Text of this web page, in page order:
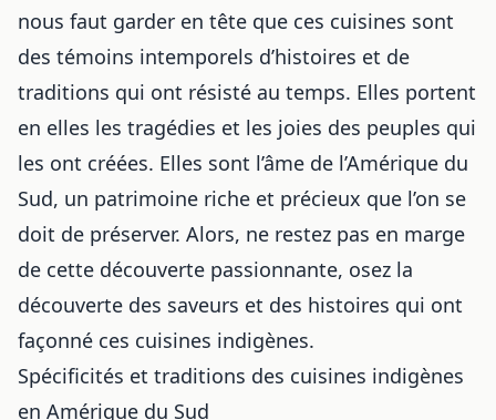
nous faut garder en tête que ces cuisines sont
des témoins intemporels d’histoires et de
traditions qui ont résisté au temps. Elles portent
en elles les tragédies et les joies des peuples qui
les ont créées. Elles sont l’âme de l’Amérique du
Sud, un patrimoine riche et précieux que l’on se
doit de préserver. Alors, ne restez pas en marge
de cette découverte passionnante, osez la
découverte des saveurs et des histoires qui ont
façonné ces cuisines indigènes.
Spécificités et traditions des cuisines indigènes
en Amérique du Sud